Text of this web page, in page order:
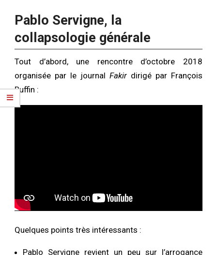
Pablo Servigne, la
collapsologie générale
Tout d’abord, une rencontre d’octobre 2018
organisée par le journal Fakir dirigé par François
Ruffin :
Quelques points très intéressants :
Pablo Servigne revient un peu sur l’arrogance